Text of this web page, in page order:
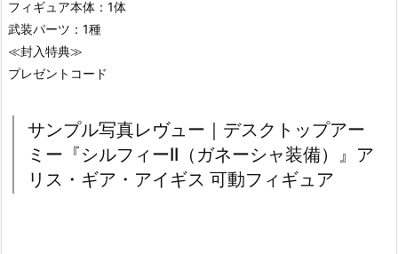
フィギュア本体：1体
武装パーツ：1種
≪封入特典≫
プレゼントコード
サンプル写真レヴュー｜デスクトップアー
ミー『シルフィーII（ガネーシャ装備）』ア
リス・ギア・アイギス 可動フィギュア